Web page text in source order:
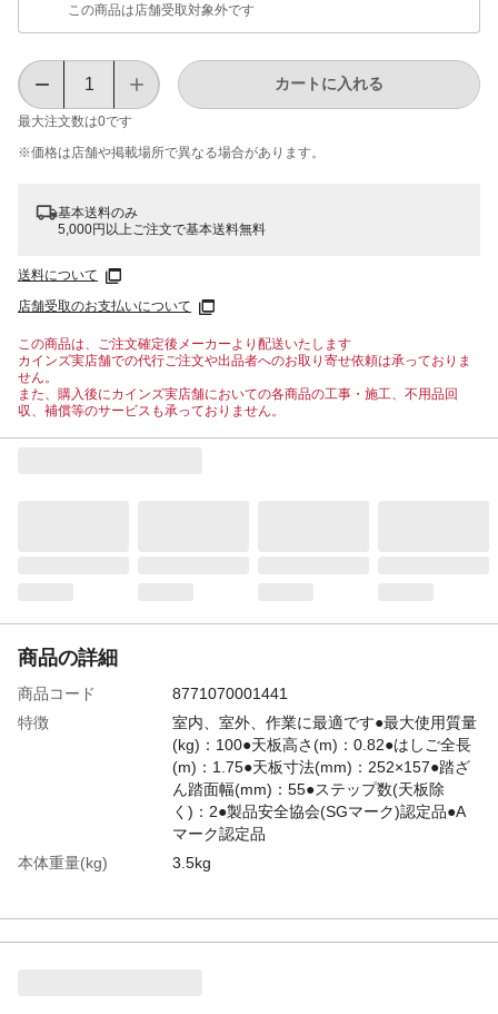
この商品は店舗受取対象外です
最大注文数は0です
カートに入れる
※価格は​店舗や​掲載場所で​異なる​場合が​あります。
基本送料のみ
5,000円以上ご注文で基本送料無料
送料について
店舗受取のお支払いについて
この商品は、ご注文確定後メーカーより配送いたします
カインズ実店舗での代行ご注文や出品者へのお取り寄せ依頼は承っておりま
せん。
また、購入後にカインズ実店舗においての各商品の工事・施工、不用品回
収、補償等のサービスも承っておりません。
商品の詳細
商品コード
8771070001441
特徴
室内、室外、作業に最適です●最大使用質量
(kg)：100●天板高さ(m)：0.82●はしご全長
(m)：1.75●天板寸法(mm)：252×157●踏ざ
ん踏面幅(mm)：55●ステップ数(天板除
く)：2●製品安全協会(SGマーク)認定品●A
マーク認定品
本体重量(kg)
3.5kg
JANコード
4969182239171